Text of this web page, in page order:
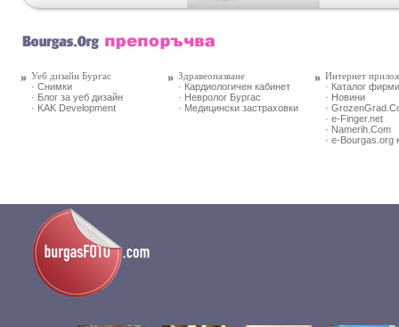
Уеб дизайн Бургас
· Снимки
· Блог за уеб дизайн
· KAK Development
Здравеопазване
· Кардиологичен кабинет
· Невролог Бургас
· Медицински застраховки
Интернет
· Каталог фирми
· Новини
·
· e-Finger.net
· Namerih.Com
· e-Bourgas.org